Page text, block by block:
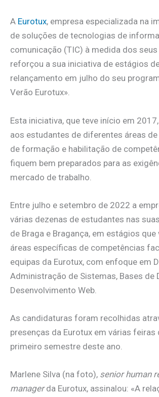
A Eurotux, empresa especializada na
de soluções de tecnologias de
comunicação (TIC) à medida dos
reforçou a sua iniciativa de estágios
relançamento em julho do seu
Verão Eurotux».
Esta iniciativa, que teve início em
aos estudantes de diferentes áreas
de formação e habilitação de
fiquem bem preparados para as
mercado de trabalho.
Entre julho e setembro de 2022 a
várias dezenas de estudantes nas
de Braga e Bragança, em estágios
áreas específicas de competências
equipas da Eurotux, com enfoque em
Administração de Sistemas, Bases de
Desenvolvimento Web.
As candidaturas foram recolhidas
presenças da Eurotux em várias feiras
primeiro semestre deste ano.
Marlene Silva (na foto), senior human
managerda Eurotux, assinalou: «A